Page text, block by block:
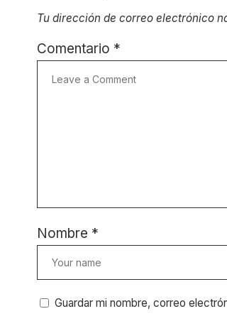
Tu dirección de correo electrónico
Comentario *
Nombre *
Guardar mi nombre, correo